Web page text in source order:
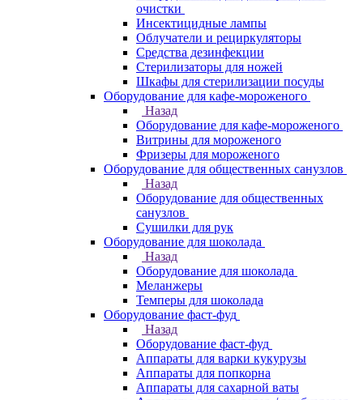
очистки
Инсектицидные лампы
Облучатели и рециркуляторы
Средства дезинфекции
Стерилизаторы для ножей
Шкафы для стерилизации посуды
Оборудование для кафе-мороженого
Назад
Оборудование для кафе-мороженого
Витрины для мороженого
Фризеры для мороженого
Оборудование для общественных санузлов
Назад
Оборудование для общественных
санузлов
Сушилки для рук
Оборудование для шоколада
Назад
Оборудование для шоколада
Меланжеры
Темперы для шоколада
Оборудование фаст-фуд
Назад
Оборудование фаст-фуд
Аппараты для варки кукурузы
Аппараты для попкорна
Аппараты для сахарной ваты